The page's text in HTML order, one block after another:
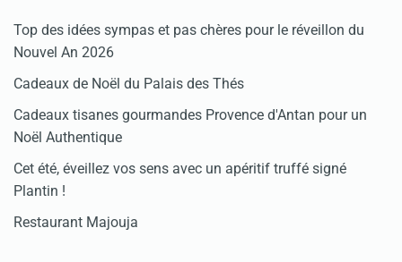
Top des idées sympas et pas chères pour le réveillon du
Nouvel An 2026
Cadeaux de Noël du Palais des Thés
Cadeaux tisanes gourmandes Provence d'Antan pour un
Noël Authentique
Cet été, éveillez vos sens avec un apéritif truffé signé
Plantin !
Restaurant Majouja